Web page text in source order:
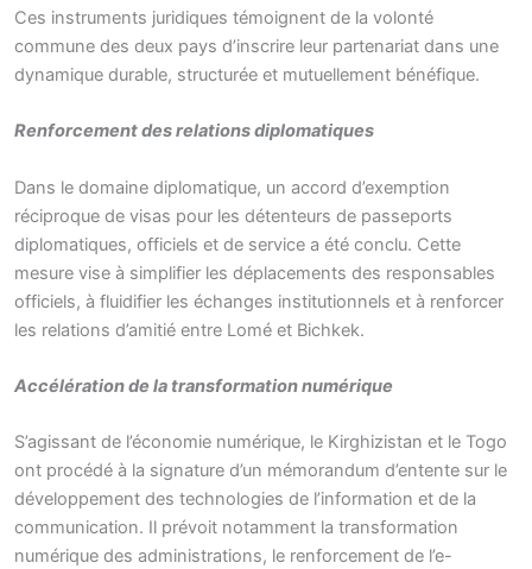
Ces instruments juridiques témoignent de la volonté
commune des deux pays d’inscrire leur partenariat dans une
dynamique durable, structurée et mutuellement bénéfique.
Renforcement des relations diplomatiques
Dans le domaine diplomatique, un accord d’exemption
réciproque de visas pour les détenteurs de passeports
diplomatiques, officiels et de service a été conclu. Cette
mesure vise à simplifier les déplacements des responsables
officiels, à fluidifier les échanges institutionnels et à renforcer
les relations d’amitié entre Lomé et Bichkek.
Accélération de la transformation numérique
S’agissant de l’économie numérique, le Kirghizistan et le Togo
ont procédé à la signature d’un mémorandum d’entente sur le
développement des technologies de l’information et de la
communication. Il prévoit notamment la transformation
numérique des administrations, le renforcement de l’e-